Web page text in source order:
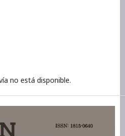
no está disponible.